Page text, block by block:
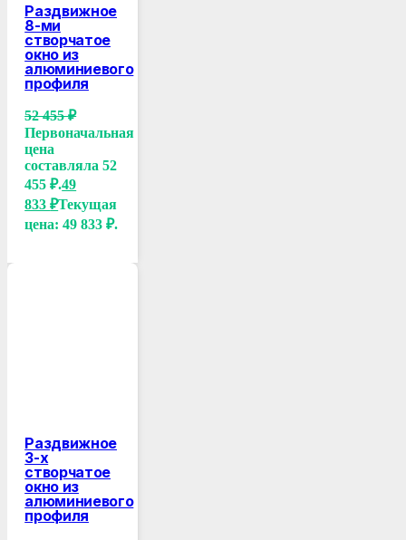
Раздвижное
8-ми
створчатое
окно из
алюминиевого
профиля
52 455₽
Первоначальная
цена
составляла 52
455 ₽.49
833₽Текущая
цена: 49 833 ₽.
Раздвижное
3-х
створчатое
окно из
алюминиевого
профиля